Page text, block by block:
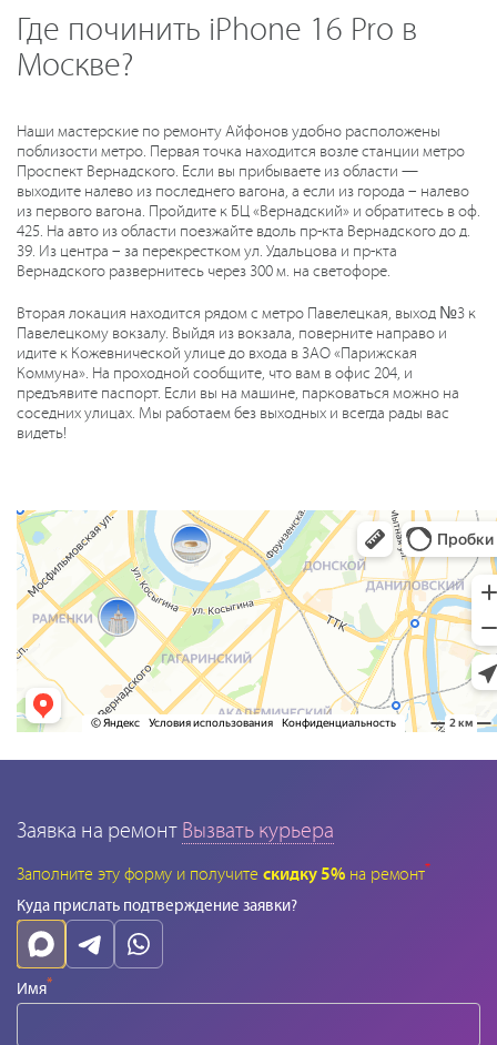
Где починить iPhone 16 Pro в
Москве?
Наши мастерские по ремонту Айфонов удобно расположены
поблизости метро. Первая точка находится возле станции метро
Проспект Вернадского. Если вы прибываете из области —
выходите налево из последнего вагона, а если из города – налево
из первого вагона. Пройдите к БЦ «Вернадский» и обратитесь в оф.
425. На авто из области поезжайте вдоль пр-кта Вернадского до д.
39. Из центра – за перекрестком ул. Удальцова и пр-кта
Вернадского развернитесь через 300 м. на светофоре.
Вторая локация находится рядом с метро Павелецкая, выход №3 к
Павелецкому вокзалу. Выйдя из вокзала, поверните направо и
идите к Кожевнической улице до входа в ЗАО «Парижская
Коммуна». На проходной сообщите, что вам в офис 204, и
предъявите паспорт. Если вы на машине, парковаться можно на
соседних улицах. Мы работаем без выходных и всегда рады вас
видеть!
Заявка на ремонт Вызвать курьера
Заполните эту форму и получите скидку 5% на ремонт*
Куда прислать подтверждение заявки?
Имя*